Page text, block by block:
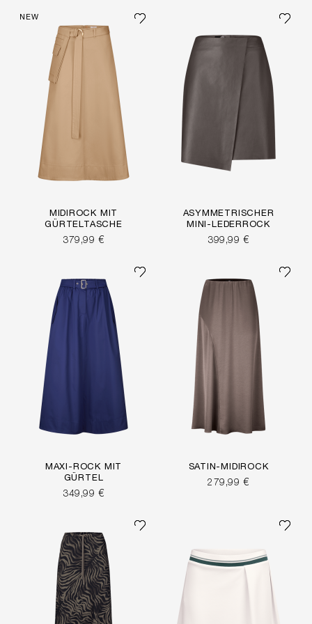
NEW
MIDIROCK MIT
GÜRTELTASCHE
379,99 €
ASYMMETRISCHER
MINI-LEDERROCK
399,99 €
MAXI-ROCK MIT
GÜRTEL
349,99 €
SATIN-MIDIROCK
279,99 €